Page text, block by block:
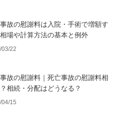
故の慰謝料は入院・手術で増額す
場や計算方法の基本と例外
03/22
故の慰謝料｜死亡事故の慰謝料相
相続・分配はどうなる？
04/15